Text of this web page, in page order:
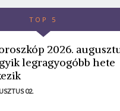
TOP 5
2026.
legragyogóbb hete
02.